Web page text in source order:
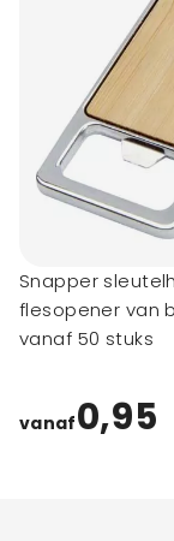
Snapper
flesopener van
vanaf 50 stuks
vanaf0,95